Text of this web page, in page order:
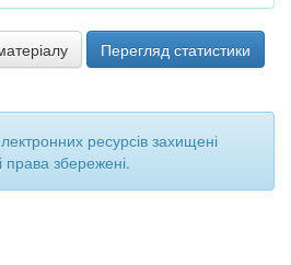
Перегляд статистики
ресурсів захищені
права збережені.